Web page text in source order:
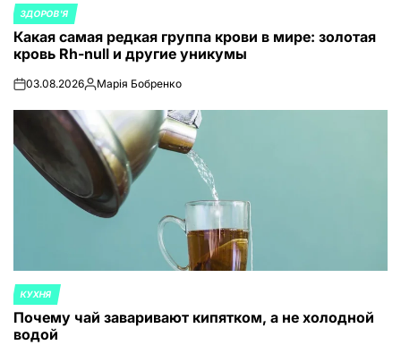
ОПУБЛИКОВАНО
В
ЗДОРОВ'Я
Какая самая редкая группа крови в мире: золотая
кровь Rh-null и другие уникумы
on03.08.2026Запись
Марія Бобренко
ОПУБЛИКОВАНО
В
КУХНЯ
Почему чай заваривают кипятком, а не холодной
водой